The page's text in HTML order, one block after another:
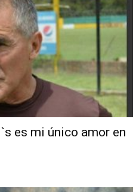
es mi único amor en